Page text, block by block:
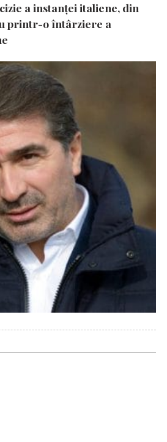
a instanţei italiene, din
printr-o întârziere a